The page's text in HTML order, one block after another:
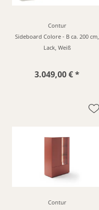
Contur
Sideboard Colore - B ca. 200 cm,
Lack, Weiß
3.049,00 € *
Contur